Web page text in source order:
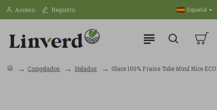
Acceso Registro Español
Congelados Helados Glace 100% Fraise Tube 60ml Nice ECO